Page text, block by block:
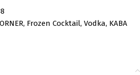
, Frozen Cocktail, Vodka, ΚΑΒΑ